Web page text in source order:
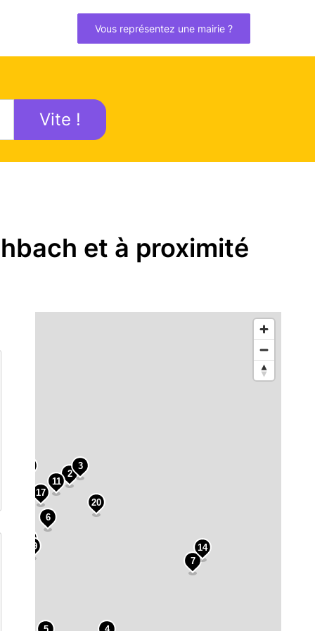
Vous représentez une mairie ?
Vite !
et à proximité
2
3
6
7
11
14
17
19
20